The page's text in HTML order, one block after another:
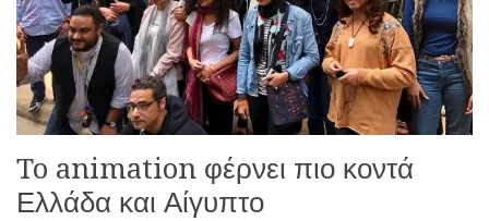
To animation φέρνει πιο κοντά
Ελλάδα και Αίγυπτο